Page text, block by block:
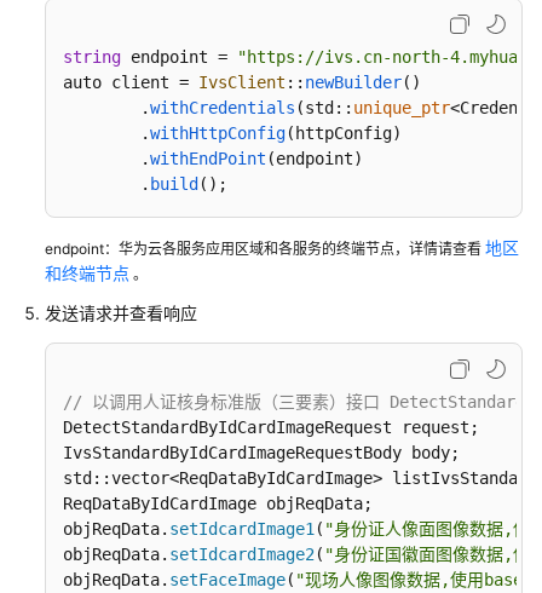
string endpoint =
"https://ivs.cn-north-
auto client = IvsClient :: newBuilder()
        .
withCredentials (std:: unique_ptr
        .
withHttpConfig(httpConfig)
        .
withEndPoint (endpoint)
        .
build ();
endpoint：华为云各服务应用区域和各服务的终端节点，详情请查看 地区
和终端节点 。
发送请求并查看响应
// 以调用人证核身标准版（三要素）接口
DetectStandardByIdCardImageRequest request;
IvsStandardByIdCardImageRequestBody body;
std::vector<ReqDataByIdCardImage>
ReqDataByIdCardImage objReqData;
objReqData. setIdcardImage1 ( "身份证人像面图像数据,使
objReqData. setIdcardImage2( "身份证国徽面图像数据,使
objReqData. setFaceImage( "现场人像图像数据,使用